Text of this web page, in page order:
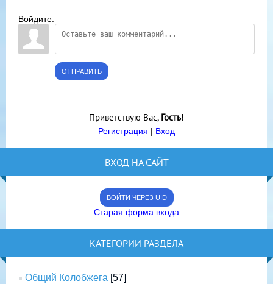
Войдите:
ОТПРАВИТЬ
Приветствую Вас, Гость!
Регистрация | Вход
ВХОД НА САЙТ
ВОЙТИ ЧЕРЕЗ UID
Старая форма входа
КАТЕГОРИИ РАЗДЕЛА
Общий Колобжега [57]